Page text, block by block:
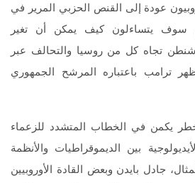
عودة إلى القنص الحزبي المرير في
سوف يتساءلون كيف يمكن أن تغير
واشنطن تجاه كل من روسيا والتحالف عبر
ترامب باعتباره المرشح الجمهوري
يكمن في الخطاب المتشدد للزعماء
بين الديموقراطيات والأنظمة
جادل بايدن وبعض القادة الأوروبيين